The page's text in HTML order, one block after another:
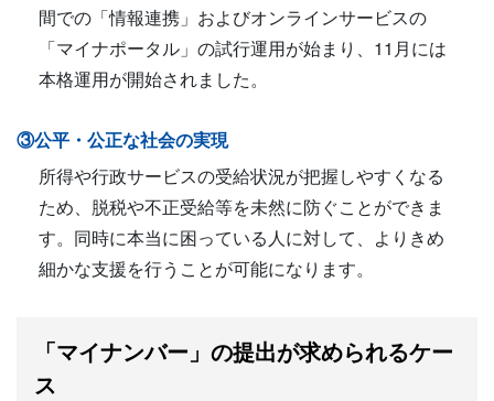
間での「情報連携」およびオンラインサービスの
「マイナポータル」の試行運用が始まり、11月には
本格運用が開始されました。
③公平・公正な社会の実現
所得や行政サービスの受給状況が把握しやすくなる
ため、脱税や不正受給等を未然に防ぐことができま
す。同時に本当に困っている人に対して、よりきめ
細かな支援を行うことが可能になります。
「マイナンバー」の提出が求められるケー
ス